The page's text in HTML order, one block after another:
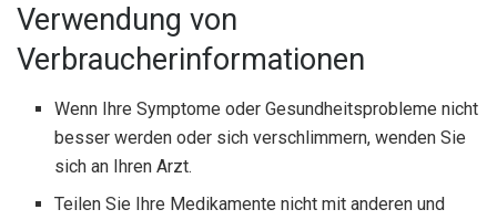
Verwendung von
Verbraucherinformationen
Wenn Ihre Symptome oder Gesundheitsprobleme nicht
besser werden oder sich verschlimmern, wenden Sie
sich an Ihren Arzt.
Teilen Sie Ihre Medikamente nicht mit anderen und